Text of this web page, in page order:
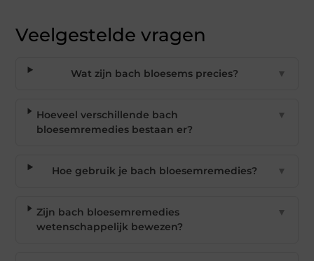
Veelgestelde vragen
Wat zijn bach bloesems precies? ▼
Hoeveel verschillende bach
bloesemremedies bestaan er?
▼
Hoe gebruik je bach bloesemremedies? ▼
Zijn bach bloesemremedies
wetenschappelijk bewezen?
▼